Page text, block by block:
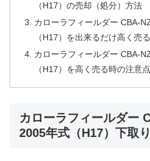
（H17）の売却（処分）方法
カローラフィールダー CBA-
（H17）を出来るだけ高く売る
カローラフィールダー CBA-
（H17）を高く売る時の注意点
カローラフィールダー
2005年式（H17）下取